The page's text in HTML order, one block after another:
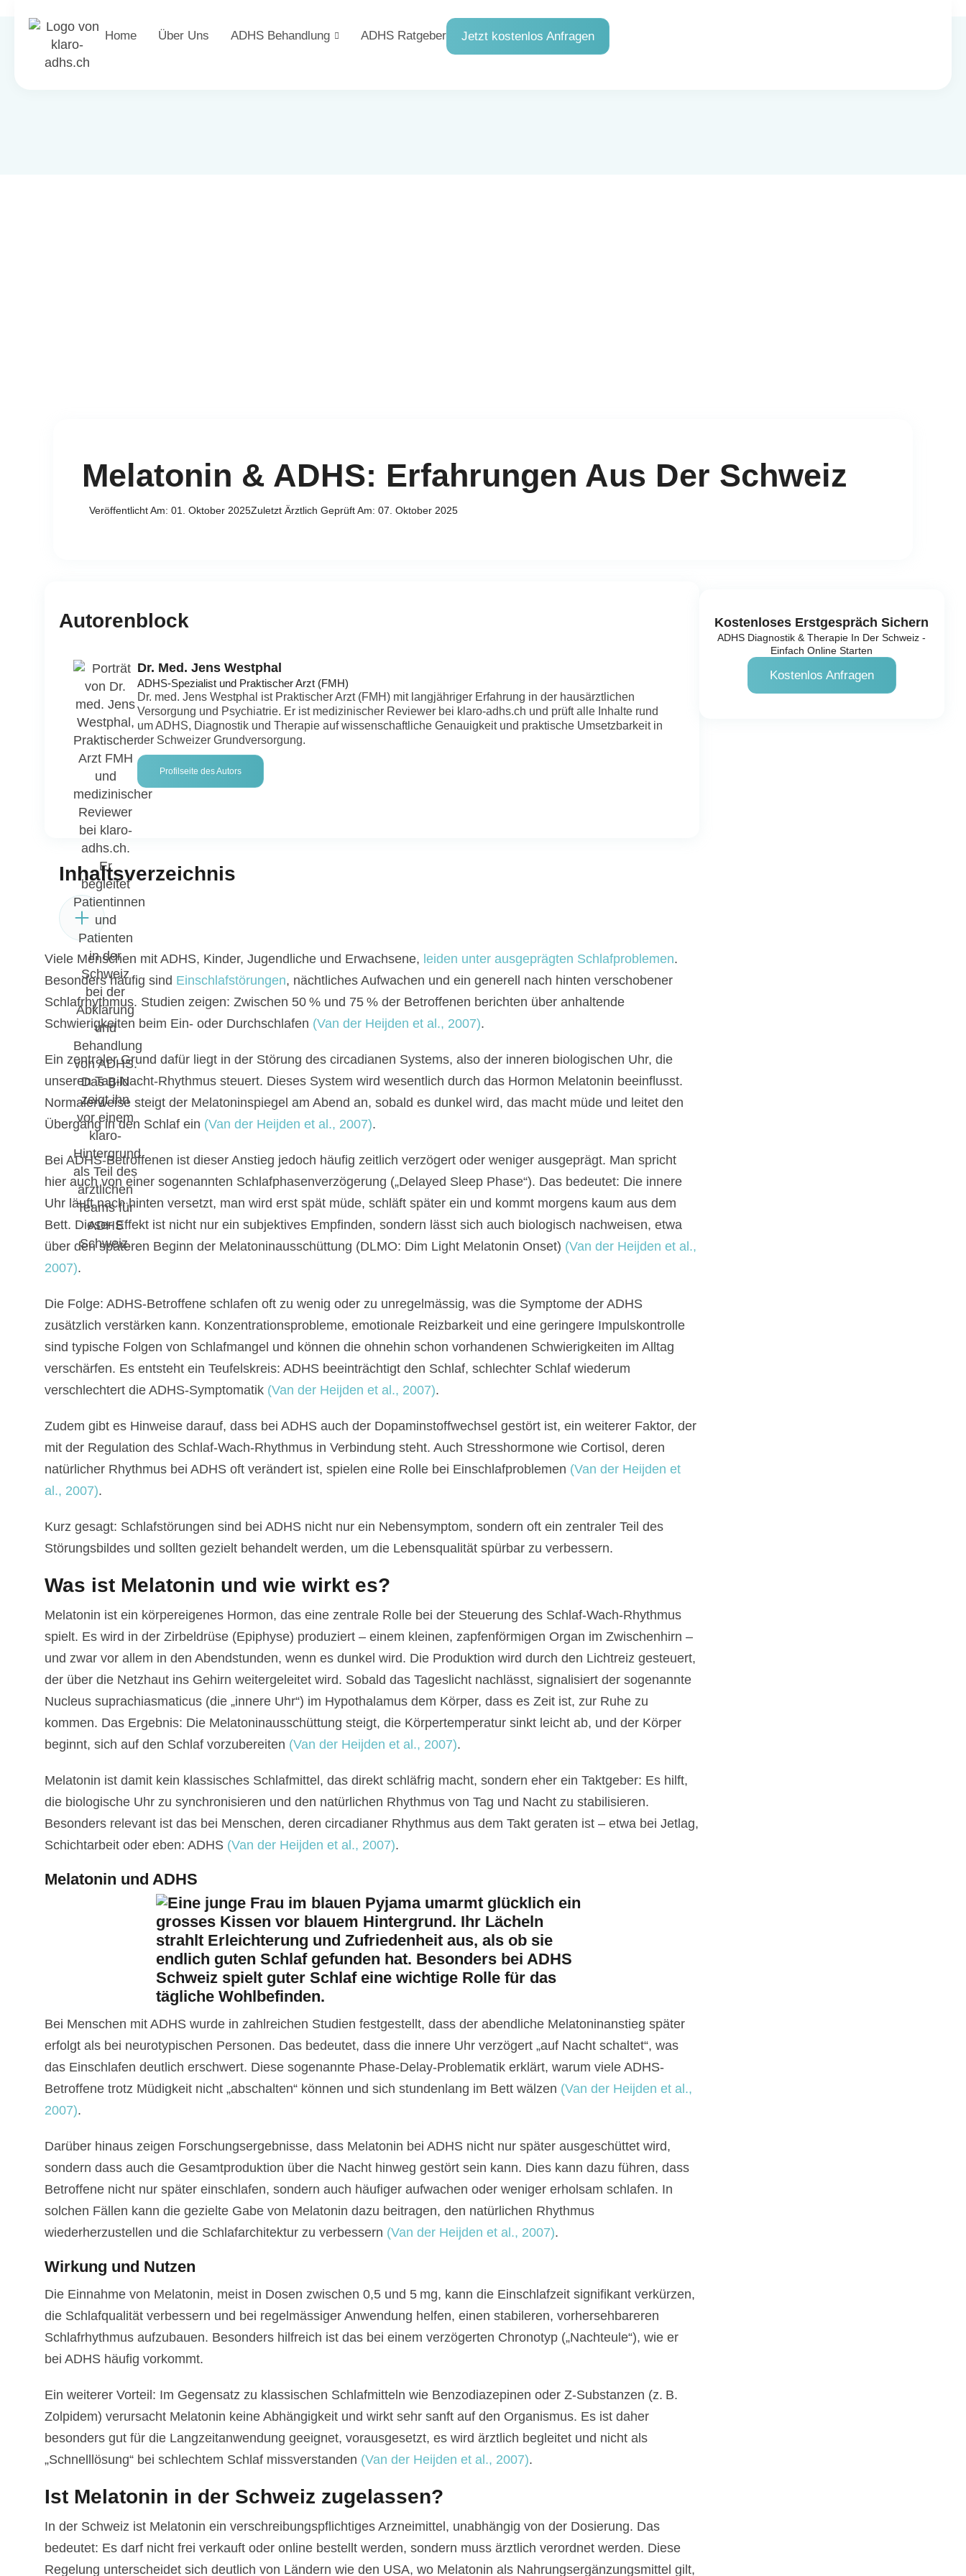
Home Über Uns ADHS Behandlung ADHS Ratgeber Jetzt kostenlos Anfragen
Melatonin & ADHS: Erfahrungen Aus Der Schweiz
Veröffentlicht Am: 01. Oktober 2025Zuletzt Ärztlich Geprüft Am: 07. Oktober 2025
Autorenblock
Dr. Med. Jens Westphal
ADHS-Spezialist und Praktischer Arzt (FMH)
Dr. med. Jens Westphal ist Praktischer Arzt (FMH) mit langjähriger Erfahrung in der hausärztlichen
Versorgung und Psychiatrie. Er ist medizinischer Reviewer bei klaro-adhs.ch und prüft alle Inhalte rund
um ADHS, Diagnostik und Therapie auf wissenschaftliche Genauigkeit und praktische Umsetzbarkeit in
der Schweizer Grundversorgung.
Profilseite des Autors
Inhaltsverzeichnis
Viele Menschen mit ADHS, Kinder, Jugendliche und Erwachsene, leiden unter ausgeprägten Schlafproblemen.
Besonders häufig sind Einschlafstörungen, nächtliches Aufwachen und ein generell nach hinten verschobener
Schlafrhythmus. Studien zeigen: Zwischen 50 % und 75 % der Betroffenen berichten über anhaltende
Schwierigkeiten beim Ein- oder Durchschlafen (Van der Heijden et al., 2007).
Ein zentraler Grund dafür liegt in der Störung des circadianen Systems, also der inneren biologischen Uhr, die
unseren Tag-Nacht-Rhythmus steuert. Dieses System wird wesentlich durch das Hormon Melatonin beeinflusst.
Normalerweise steigt der Melatoninspiegel am Abend an, sobald es dunkel wird, das macht müde und leitet den
Übergang in den Schlaf ein (Van der Heijden et al., 2007).
Bei ADHS-Betroffenen ist dieser Anstieg jedoch häufig zeitlich verzögert oder weniger ausgeprägt. Man spricht
hier auch von einer sogenannten Schlafphasenverzögerung („Delayed Sleep Phase“). Das bedeutet: Die innere
Uhr läuft nach hinten versetzt, man wird erst spät müde, schläft später ein und kommt morgens kaum aus dem
Bett. Dieser Effekt ist nicht nur ein subjektives Empfinden, sondern lässt sich auch biologisch nachweisen, etwa
über den späteren Beginn der Melatoninausschüttung (DLMO: Dim Light Melatonin Onset) (Van der Heijden et al.,
2007).
Die Folge: ADHS-Betroffene schlafen oft zu wenig oder zu unregelmässig, was die Symptome der ADHS
zusätzlich verstärken kann. Konzentrationsprobleme, emotionale Reizbarkeit und eine geringere Impulskontrolle
sind typische Folgen von Schlafmangel und können die ohnehin schon vorhandenen Schwierigkeiten im Alltag
verschärfen. Es entsteht ein Teufelskreis: ADHS beeinträchtigt den Schlaf, schlechter Schlaf wiederum
verschlechtert die ADHS-Symptomatik (Van der Heijden et al., 2007).
Zudem gibt es Hinweise darauf, dass bei ADHS auch der Dopaminstoffwechsel gestört ist, ein weiterer Faktor, der
mit der Regulation des Schlaf-Wach-Rhythmus in Verbindung steht. Auch Stresshormone wie Cortisol, deren
natürlicher Rhythmus bei ADHS oft verändert ist, spielen eine Rolle bei Einschlafproblemen (Van der Heijden et
al., 2007).
Kurz gesagt: Schlafstörungen sind bei ADHS nicht nur ein Nebensymptom, sondern oft ein zentraler Teil des
Störungsbildes und sollten gezielt behandelt werden, um die Lebensqualität spürbar zu verbessern.
Was ist Melatonin und wie wirkt es?
Melatonin ist ein körpereigenes Hormon, das eine zentrale Rolle bei der Steuerung des Schlaf-Wach-Rhythmus
spielt. Es wird in der Zirbeldrüse (Epiphyse) produziert – einem kleinen, zapfenförmigen Organ im Zwischenhirn –
und zwar vor allem in den Abendstunden, wenn es dunkel wird. Die Produktion wird durch den Lichtreiz gesteuert,
der über die Netzhaut ins Gehirn weitergeleitet wird. Sobald das Tageslicht nachlässt, signalisiert der sogenannte
Nucleus suprachiasmaticus (die „innere Uhr“) im Hypothalamus dem Körper, dass es Zeit ist, zur Ruhe zu
kommen. Das Ergebnis: Die Melatoninausschüttung steigt, die Körpertemperatur sinkt leicht ab, und der Körper
beginnt, sich auf den Schlaf vorzubereiten (Van der Heijden et al., 2007).
Melatonin ist damit kein klassisches Schlafmittel, das direkt schläfrig macht, sondern eher ein Taktgeber: Es hilft,
die biologische Uhr zu synchronisieren und den natürlichen Rhythmus von Tag und Nacht zu stabilisieren.
Besonders relevant ist das bei Menschen, deren circadianer Rhythmus aus dem Takt geraten ist – etwa bei Jetlag,
Schichtarbeit oder eben: ADHS (Van der Heijden et al., 2007).
Melatonin und ADHS
Bei Menschen mit ADHS wurde in zahlreichen Studien festgestellt, dass der abendliche Melatoninanstieg später
erfolgt als bei neurotypischen Personen. Das bedeutet, dass die innere Uhr verzögert „auf Nacht schaltet“, was
das Einschlafen deutlich erschwert. Diese sogenannte Phase-Delay-Problematik erklärt, warum viele ADHS-
Betroffene trotz Müdigkeit nicht „abschalten“ können und sich stundenlang im Bett wälzen (Van der Heijden et al.,
2007).
Darüber hinaus zeigen Forschungsergebnisse, dass Melatonin bei ADHS nicht nur später ausgeschüttet wird,
sondern dass auch die Gesamtproduktion über die Nacht hinweg gestört sein kann. Dies kann dazu führen, dass
Betroffene nicht nur später einschlafen, sondern auch häufiger aufwachen oder weniger erholsam schlafen. In
solchen Fällen kann die gezielte Gabe von Melatonin dazu beitragen, den natürlichen Rhythmus
wiederherzustellen und die Schlafarchitektur zu verbessern (Van der Heijden et al., 2007).
Wirkung und Nutzen
Die Einnahme von Melatonin, meist in Dosen zwischen 0,5 und 5 mg, kann die Einschlafzeit signifikant verkürzen,
die Schlafqualität verbessern und bei regelmässiger Anwendung helfen, einen stabileren, vorhersehbareren
Schlafrhythmus aufzubauen. Besonders hilfreich ist das bei einem verzögerten Chronotyp („Nachteule“), wie er
bei ADHS häufig vorkommt.
Ein weiterer Vorteil: Im Gegensatz zu klassischen Schlafmitteln wie Benzodiazepinen oder Z-Substanzen (z. B.
Zolpidem) verursacht Melatonin keine Abhängigkeit und wirkt sehr sanft auf den Organismus. Es ist daher
besonders gut für die Langzeitanwendung geeignet, vorausgesetzt, es wird ärztlich begleitet und nicht als
„Schnelllösung“ bei schlechtem Schlaf missverstanden (Van der Heijden et al., 2007).
Ist Melatonin in der Schweiz zugelassen?
In der Schweiz ist Melatonin ein verschreibungspflichtiges Arzneimittel, unabhängig von der Dosierung. Das
bedeutet: Es darf nicht frei verkauft oder online bestellt werden, sondern muss ärztlich verordnet werden. Diese
Regelung unterscheidet sich deutlich von Ländern wie den USA, wo Melatonin als Nahrungsergänzungsmittel gilt,
Kostenloses Erstgespräch Sichern
ADHS Diagnostik & Therapie In Der Schweiz -
Einfach Online Starten
Kostenlos Anfragen